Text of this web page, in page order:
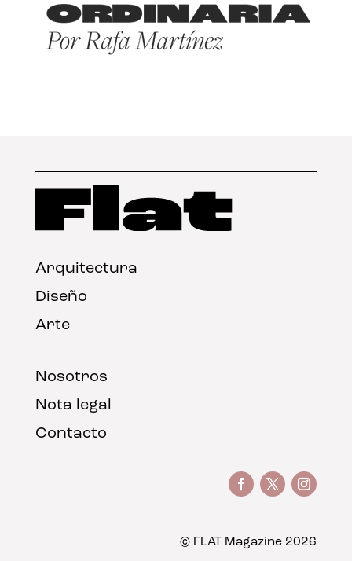
Arquitectura
Diseño
Arte
Nosotros
Nota legal
Contacto
© FLAT Magazine 2026